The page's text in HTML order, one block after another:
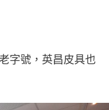
字號，英昌皮具也